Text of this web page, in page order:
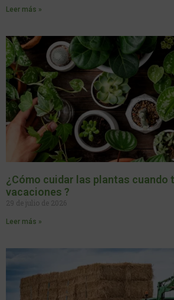
Leer más »
¿Cómo cuidar las plantas cuando
vacaciones ?
29 de julio de 2026
Leer más »